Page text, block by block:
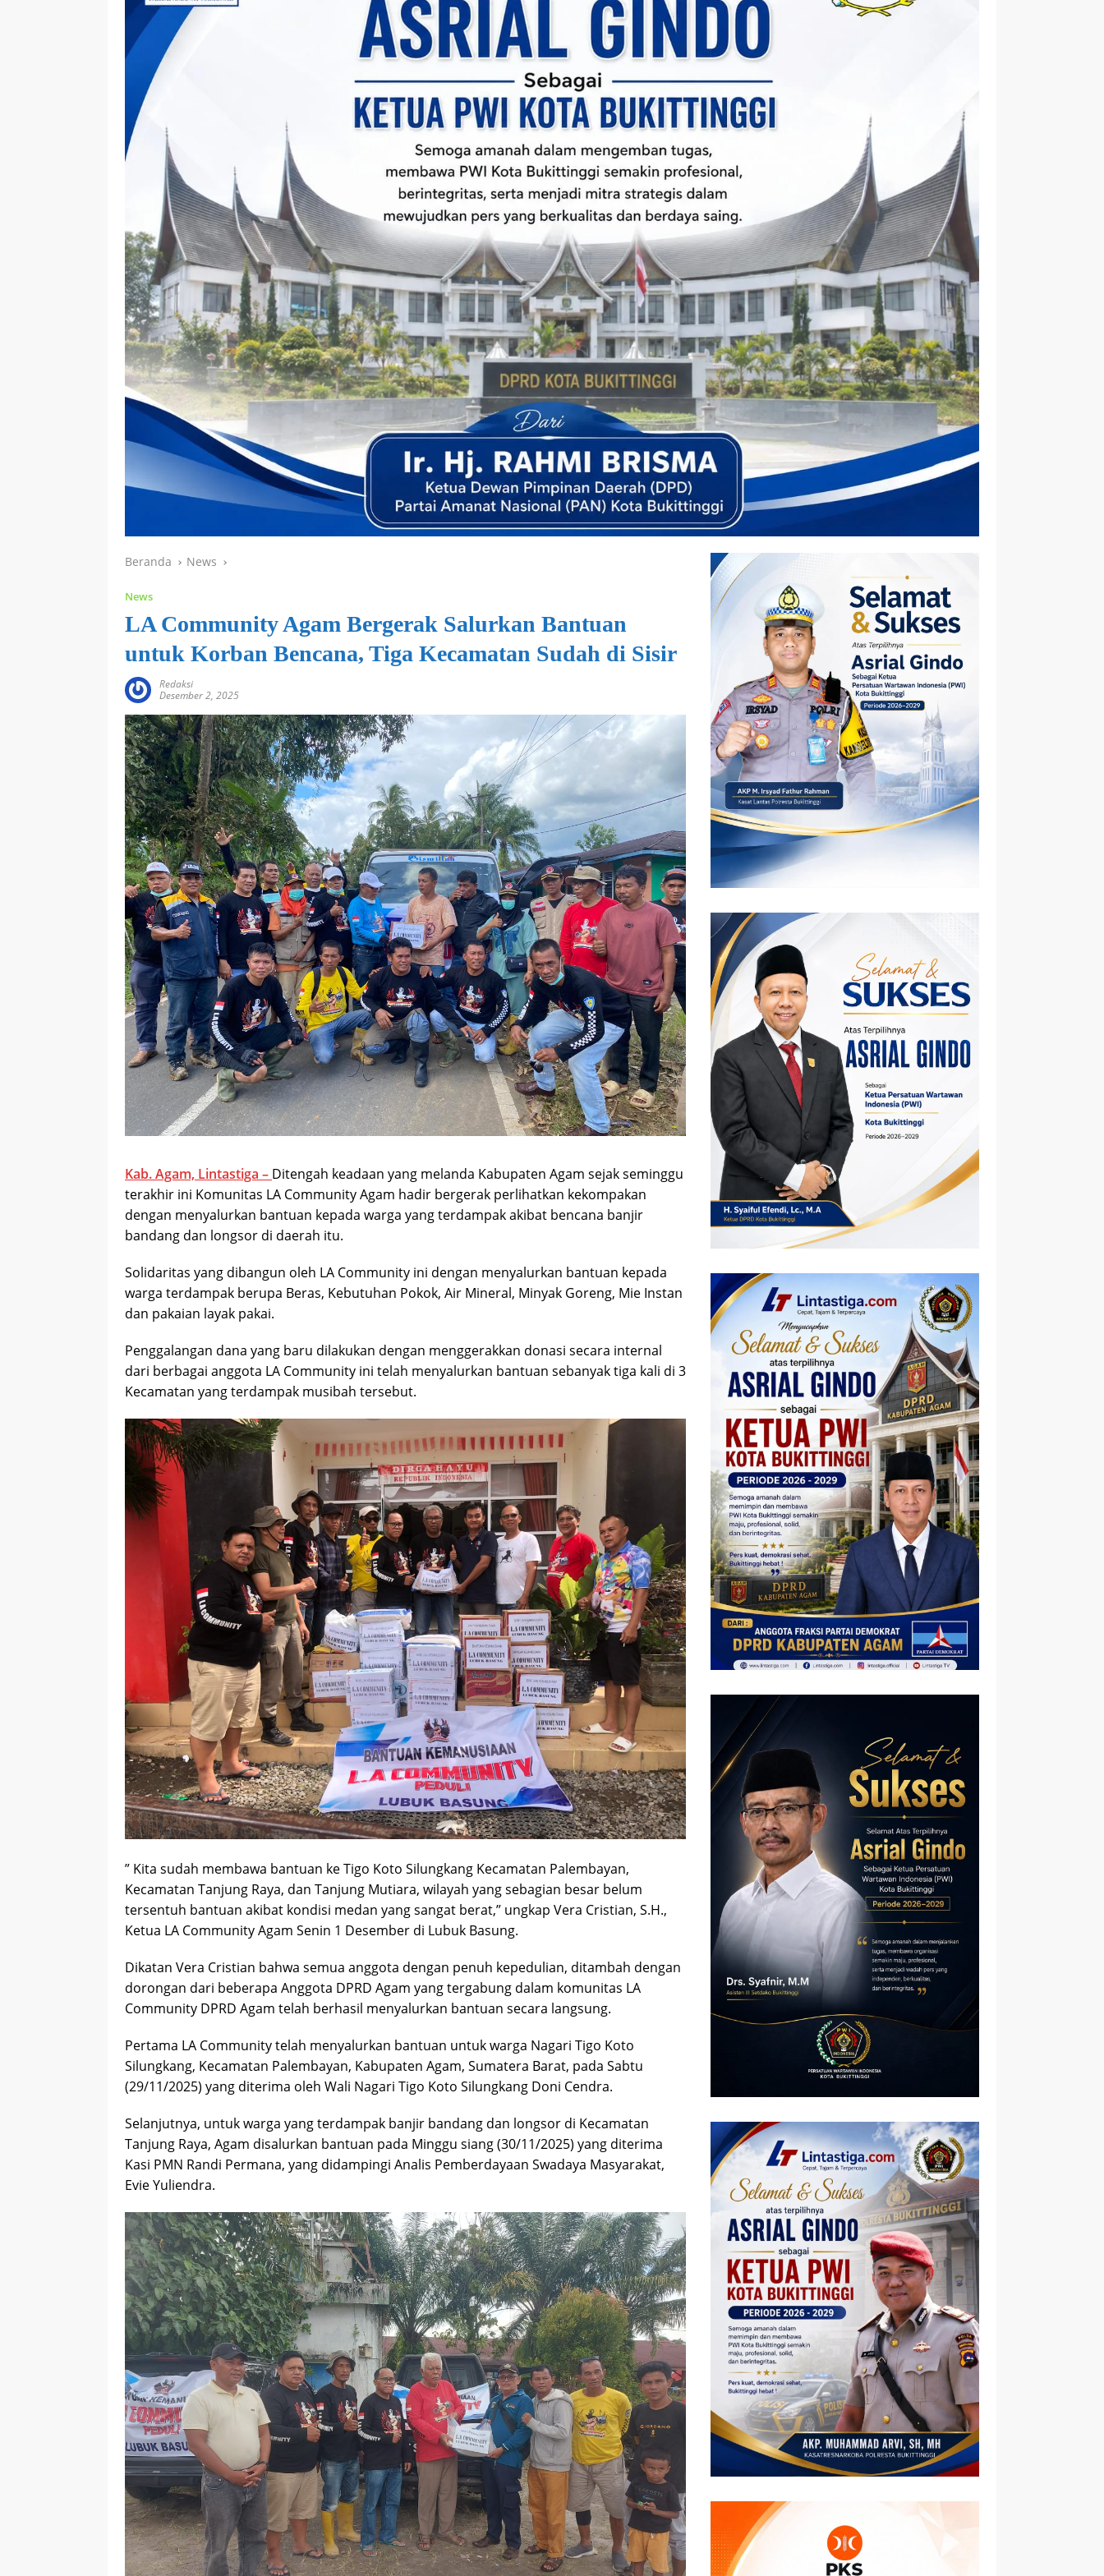
Beranda News
News
LA Community Agam Bergerak Salurkan Bantuan
untuk Korban Bencana, Tiga Kecamatan Sudah di Sisir
Redaksi
Desember 2, 2025
Kab. Agam, Lintastiga – Ditengah keadaan yang melanda Kabupaten Agam sejak seminggu
terakhir ini Komunitas LA Community Agam hadir bergerak perlihatkan kekompakan
dengan menyalurkan bantuan kepada warga yang terdampak akibat bencana banjir
bandang dan longsor di daerah itu.
Solidaritas yang dibangun oleh LA Community ini dengan menyalurkan bantuan kepada
warga terdampak berupa Beras, Kebutuhan Pokok, Air Mineral, Minyak Goreng, Mie Instan
dan pakaian layak pakai.
Penggalangan dana yang baru dilakukan dengan menggerakkan donasi secara internal
dari berbagai anggota LA Community ini telah menyalurkan bantuan sebanyak tiga kali di 3
Kecamatan yang terdampak musibah tersebut.
” Kita sudah membawa bantuan ke Tigo Koto Silungkang Kecamatan Palembayan,
Kecamatan Tanjung Raya, dan Tanjung Mutiara, wilayah yang sebagian besar belum
tersentuh bantuan akibat kondisi medan yang sangat berat,” ungkap Vera Cristian, S.H.,
Ketua LA Community Agam Senin 1 Desember di Lubuk Basung.
Dikatan Vera Cristian bahwa semua anggota dengan penuh kepedulian, ditambah dengan
dorongan dari beberapa Anggota DPRD Agam yang tergabung dalam komunitas LA
Community DPRD Agam telah berhasil menyalurkan bantuan secara langsung.
Pertama LA Community telah menyalurkan bantuan untuk warga Nagari Tigo Koto
Silungkang, Kecamatan Palembayan, Kabupaten Agam, Sumatera Barat, pada Sabtu
(29/11/2025) yang diterima oleh Wali Nagari Tigo Koto Silungkang Doni Cendra.
Selanjutnya, untuk warga yang terdampak banjir bandang dan longsor di Kecamatan
Tanjung Raya, Agam disalurkan bantuan pada Minggu siang (30/11/2025) yang diterima
Kasi PMN Randi Permana, yang didampingi Analis Pemberdayaan Swadaya Masyarakat,
Evie Yuliendra.